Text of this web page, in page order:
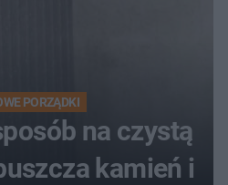
PORZĄDKI
na czystą
kamień i